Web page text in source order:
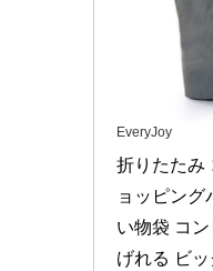
EveryJoy
折りたたみ
ョッピング
い物袋 コ
げれる ビ